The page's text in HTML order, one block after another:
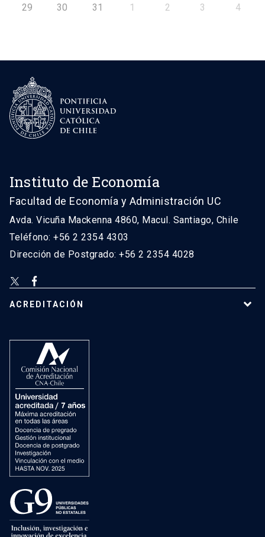
29 30 31 1 2 3 4
Instituto de Economía
Facultad de Economía y Administración UC
Avda. Vicuña Mackenna 4860, Macul. Santiago, Chile
Teléfono: +56 2 2354 4303
Dirección de Postgrado: +56 2 2354 4028
ACREDITACIÓN